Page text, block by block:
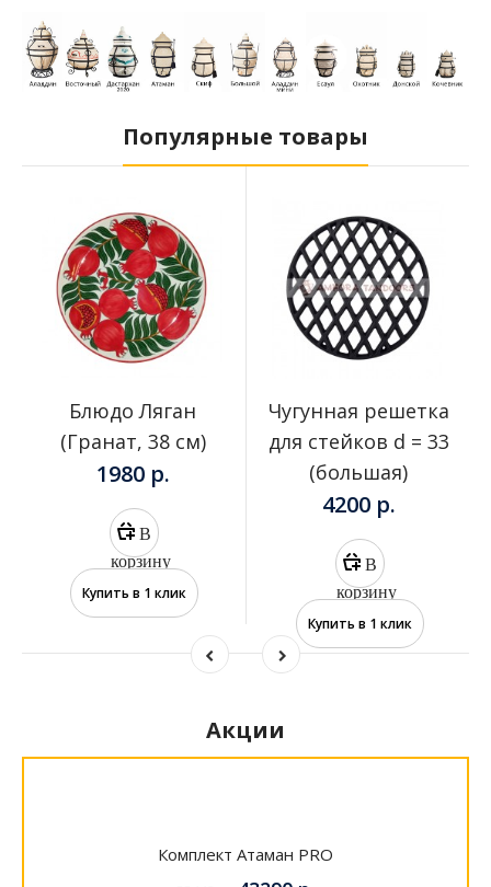
Популярные товары
Блюдо Ляган
(Гранат, 38 см)
1980 р.
В
корзину
Купить в 1 клик
Чугунная решетка
для стейков d = 33
(большая)
4200 р.
В
корзину
Купить в 1 клик
Акции